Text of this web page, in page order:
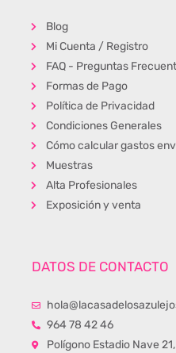
Blog
Mi Cuenta / Registro
FAQ - Preguntas
Formas de Pago
Política de Privacidad
Condiciones Generales
Cómo calcular gastos
Muestras
Alta Profesionales
Exposición y venta
DATOS DE CONTACTO
964 78 42 46
Polígono Estadio Nave